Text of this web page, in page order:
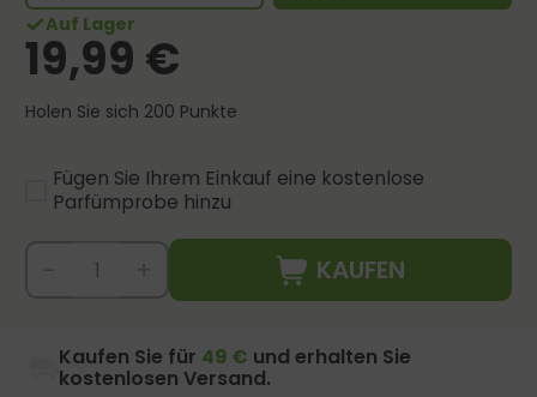
Auf Lager
19,99 €
Holen Sie sich 200 Punkte
Fügen Sie Ihrem Einkauf eine kostenlose
Parfümprobe hinzu
KAUFEN
Kaufen Sie für 49 € und erhalten Sie
kostenlosen Versand.